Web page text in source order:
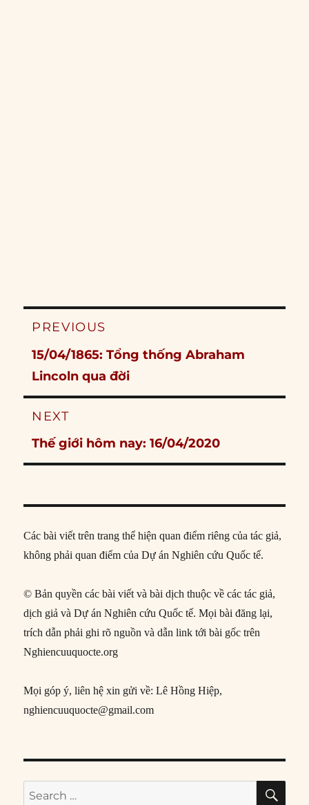
Post
PREVIOUS
Previous
post:
15/04/1865: Tổng thống Abraham
Lincoln qua đời
NEXT
Next
post:
Thế giới hôm nay: 16/04/2020
Các bài viết trên trang thể hiện quan điểm riêng của tác giả,
không phải quan điểm của Dự án Nghiên cứu Quốc tế.
© Bản quyền các bài viết và bài dịch thuộc về các tác giả,
dịch giả và Dự án Nghiên cứu Quốc tế. Mọi bài đăng lại,
trích dẫn phải ghi rõ nguồn và dẫn link tới bài gốc trên
Nghiencuuquocte.org
Mọi góp ý, liên hệ xin gửi về: Lê Hồng Hiệp,
nghiencuuquocte@gmail.com
Search